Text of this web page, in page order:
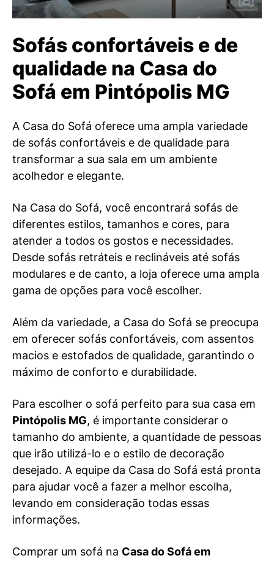
Sofás confortáveis e de
qualidade na Casa do
Sofá em Pintópolis MG
A Casa do Sofá oferece uma ampla variedade
de sofás confortáveis e de qualidade para
transformar a sua sala em um ambiente
acolhedor e elegante.
Na Casa do Sofá, você encontrará sofás de
diferentes estilos, tamanhos e cores, para
atender a todos os gostos e necessidades.
Desde sofás retráteis e reclináveis até sofás
modulares e de canto, a loja oferece uma ampla
gama de opções para você escolher.
Além da variedade, a Casa do Sofá se preocupa
em oferecer sofás confortáveis, com assentos
macios e estofados de qualidade, garantindo o
máximo de conforto e durabilidade.
Para escolher o sofá perfeito para sua casa em
Pintópolis MG, é importante considerar o
tamanho do ambiente, a quantidade de pessoas
que irão utilizá-lo e o estilo de decoração
desejado. A equipe da Casa do Sofá está pronta
para ajudar você a fazer a melhor escolha,
levando em consideração todas essas
informações.
Comprar um sofá na Casa do Sofá em